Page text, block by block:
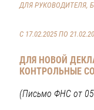
ДЛЯ РУКОВОДИТЕЛЯ,
С 17.02.2025 ПО
ДЛЯ НОВОЙ
КОНТРОЛЬНЫЕ
(Письмо ФНС от